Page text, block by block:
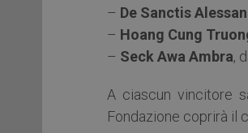
– De Sanctis
– Hoang Cung
– Seck Awa Ambra,
A ciascun vincitore
Fondazione coprirà il